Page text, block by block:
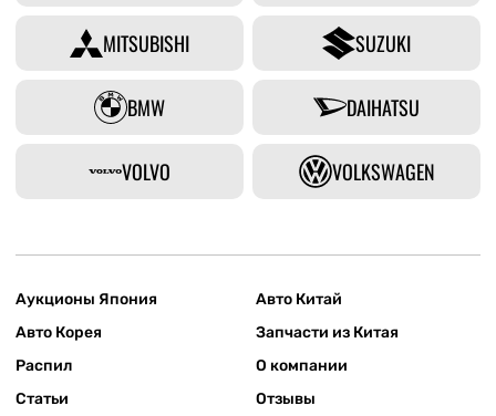
MITSUBISHI SUZUKI
BMW DAIHATSU
VOLVO VOLKSWAGEN
Аукционы Япония
Авто Китай
Авто Корея
Запчасти из Китая
Распил
О компании
Статьи
Отзывы